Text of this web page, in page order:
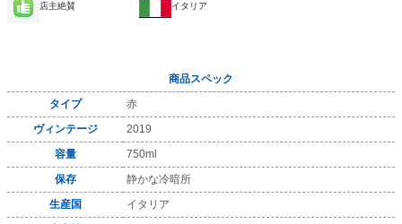
店主絶賛 イタリア
商品スペック
タイプ
赤
ヴィンテージ
2019
容量
750ml
保存
静かな冷暗所
生産国
イタリア